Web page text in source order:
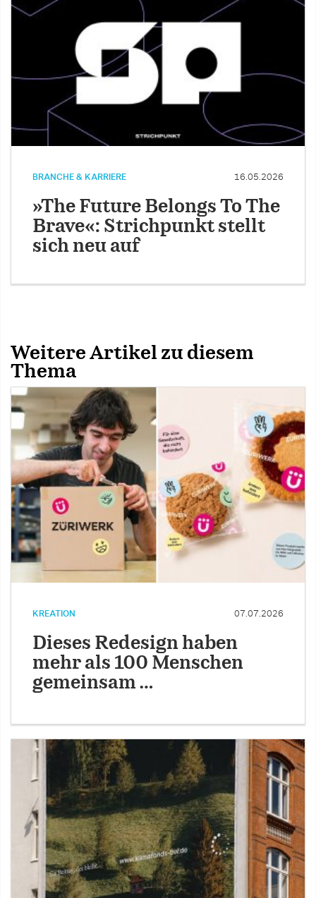
BRANCHE & KARRIERE 16.05.2026
»The Future Belongs To The
Brave«: Strichpunkt stellt
sich neu auf
Weitere Artikel zu diesem
Thema
KREATION 07.07.2026
Dieses Redesign haben
mehr als 100 Menschen
gemeinsam …